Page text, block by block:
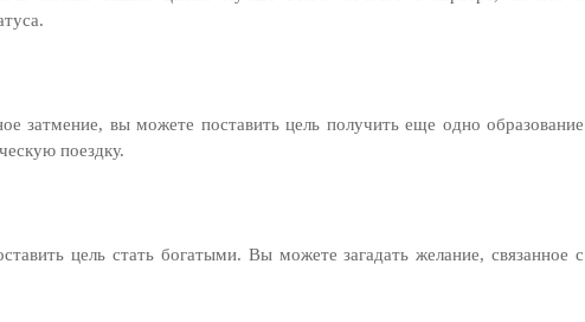
затмение, вы можете поставить цель получить еще одно образование
поездку.
цель стать богатыми. Вы можете загадать желание, связанное с